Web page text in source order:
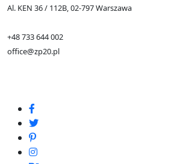
Al. KEN 36 / 112B, 02-797 Warszawa
+48 733 644 002
office@zp20.pl